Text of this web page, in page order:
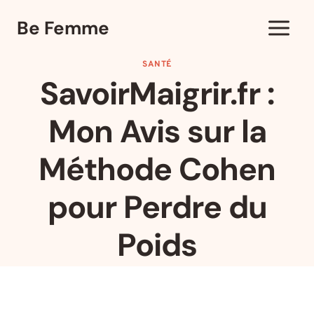
Be Femme
SANTÉ
SavoirMaigrir.fr :
Mon Avis sur la
Méthode Cohen
pour Perdre du
Poids